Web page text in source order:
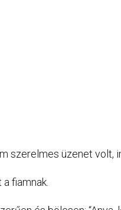
szerelmes üzenet volt,
fiamnak.